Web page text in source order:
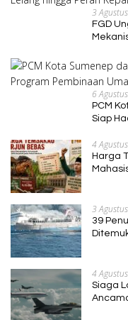
3
FGD
6
PCM
Siap
4
Harga
3
39
4
Siaga